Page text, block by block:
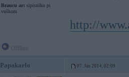
Braucu ar: sipisnīku pi
vuškom
http://
Papakarlo 07. Jan 2014, 02:09